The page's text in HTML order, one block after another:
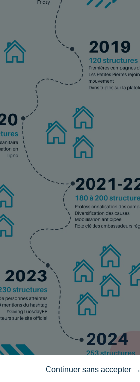
Continuer sans accepter →